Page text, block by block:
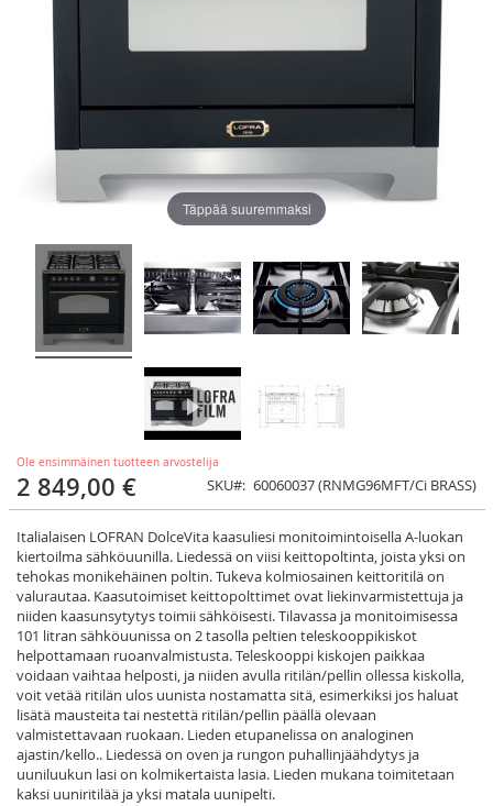
Ole ensimmäinen tuotteen arvostelija
2 849,00 € SKU 60060037 (RNMG96MFT/Ci BRASS)
Italialaisen LOFRAN DolceVita kaasuliesi monitoimintoisella A-luokan
kiertoilma sähköuunilla. Liedessä on viisi keittopoltinta, joista yksi on
tehokas monikehäinen poltin. Tukeva kolmiosainen keittoritilä on
valurautaa. Kaasutoimiset keittopolttimet ovat liekinvarmistettuja ja
niiden kaasunsytytys toimii sähköisesti. Tilavassa ja monitoimisessa
101 litran sähköuunissa on 2 tasolla peltien teleskooppikiskot
helpottamaan ruoanvalmistusta. Teleskooppi kiskojen paikkaa
voidaan vaihtaa helposti, ja niiden avulla ritilän/pellin ollessa kiskolla,
voit vetää ritilän ulos uunista nostamatta sitä, esimerkiksi jos haluat
lisätä mausteita tai nestettä ritilän/pellin päällä olevaan
valmistettavaan ruokaan. Lieden etupanelissa on analoginen
ajastin/kello.. Liedessä on oven ja rungon puhallinjäähdytys ja
uuniluukun lasi on kolmikertaista lasia. Lieden mukana toimitetaan
kaksi uuniritilää ja yksi matala uunipelti.
Täppää suuremmaksi